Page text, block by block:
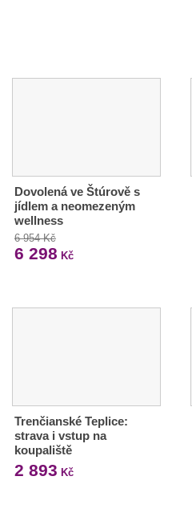
Dovolená ve Štúrově s
jídlem a neomezeným
wellness
6 954 Kč
6 298 Kč
Trenčianské Teplice:
strava i vstup na
koupaliště
2 893 Kč